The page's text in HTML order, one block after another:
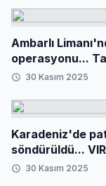
Ambarlı
operasyonu...
30 Kasım 2025
Karadeniz'de
söndürüldü...
30 Kasım 2025